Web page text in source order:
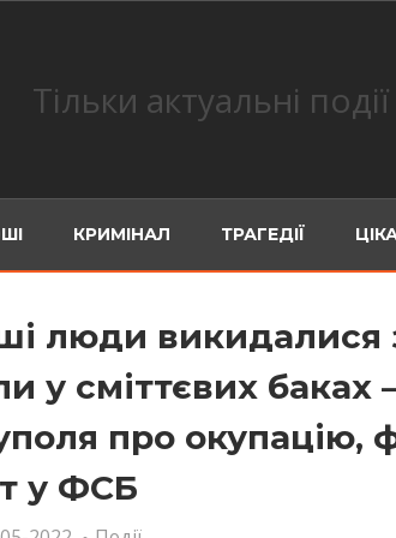
Тільки актуальні події
КРИМІНАЛ ТРАГЕДІЇ
люди викидалися
у сміттєвих
про окупацію,
у ФСБ